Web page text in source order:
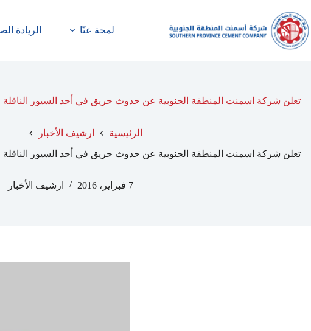
لمحة عنّا الريادة
تعلن شركة اسمنت المنطقة الجنوبية عن حدوث حريق في أحد السيور
الرئيسية
ارشيف الأخبار
تعلن شركة اسمنت المنطقة الجنوبية عن حدوث حريق في أحد السيور
7 فبراير، 2016 ارشيف الأخبار